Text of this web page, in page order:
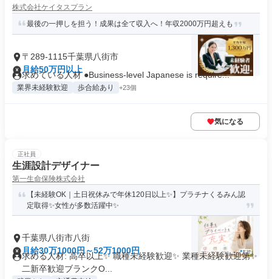
株式会社ケイタスプラン
最後の一押しを担う！成果は全て収入へ！年収2000万円超えも
〒289-1115千葉県八街市
月給50万円以上
求めている人材 ●Business-level Japanese is require...
業界未経験歓迎 歩合給あり +23個
気になる
正社員
生涯設計デザイナー
第一生命保険株式会社
【未経験OK｜土日祝休みで年休120日以上✨】プラチナくるみん認
定取得✨女性が多数活躍中✨
千葉県八街市八街
月給30万1000円～52万1000円
求める人材: 高卒以上✨ 職種未経験歓迎✨ 業種未経験歓迎第✨
二新卒歓迎ブランクO...